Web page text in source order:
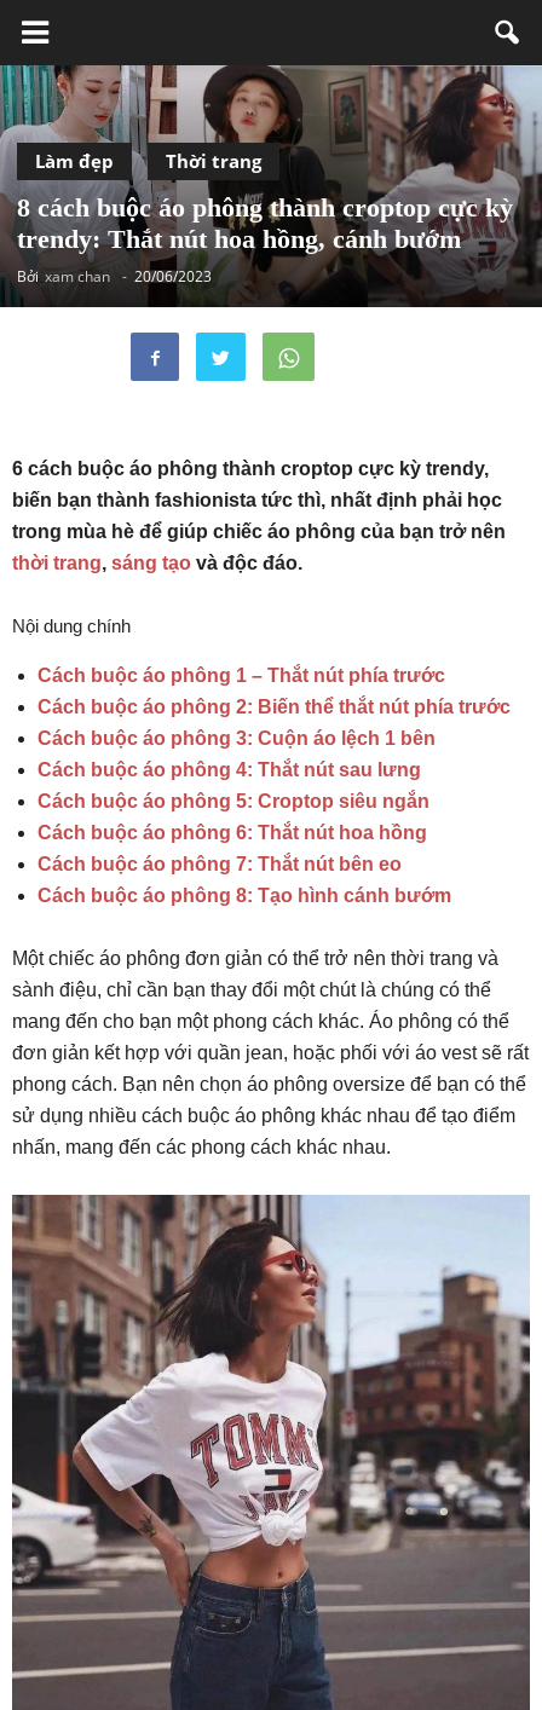
Làm đẹp Thời trang
8 cách buộc áo phông thành croptop cực kỳ
trendy: Thắt nút hoa hồng, cánh bướm
Bởi xam chan - 20/06/2023
6 cách buộc áo phông thành croptop cực kỳ trendy,
biến bạn thành fashionista tức thì, nhất định phải học
trong mùa hè để giúp chiếc áo phông của bạn trở nên
thời trang, sáng tạo và độc đáo.
Nội dung chính
Cách buộc áo phông 1 – Thắt nút phía trước
Cách buộc áo phông 2: Biến thể thắt nút phía trước
Cách buộc áo phông 3: Cuộn áo lệch 1 bên
Cách buộc áo phông 4: Thắt nút sau lưng
Cách buộc áo phông 5: Croptop siêu ngắn
Cách buộc áo phông 6: Thắt nút hoa hồng
Cách buộc áo phông 7: Thắt nút bên eo
Cách buộc áo phông 8: Tạo hình cánh bướm
Một chiếc áo phông đơn giản có thể trở nên thời trang và
sành điệu, chỉ cần bạn thay đổi một chút là chúng có thể
mang đến cho bạn một phong cách khác. Áo phông có thể
đơn giản kết hợp với quần jean, hoặc phối với áo vest sẽ rất
phong cách. Bạn nên chọn áo phông oversize để bạn có thể
sử dụng nhiều cách buộc áo phông khác nhau để tạo điểm
nhấn, mang đến các phong cách khác nhau.